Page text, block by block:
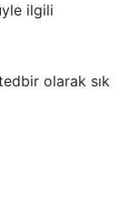
ilgili
olarak sık